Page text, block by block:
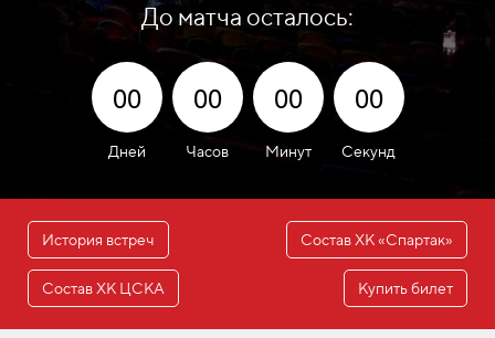
До матча осталось:
00
Дней
00
Часов
00
Минут
00
Секунд
История встреч Состав ХК «Спартак»
Состав ХК ЦСКА Купить билет